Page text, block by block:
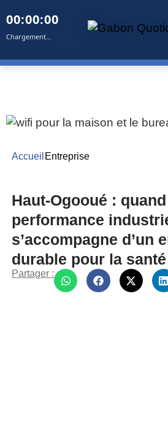
00:00:00
Chargement...
Accueil Entreprise
Haut-Ogooué :
performance
s’accompagne d’un
durable pour la santé
Partager :